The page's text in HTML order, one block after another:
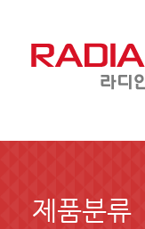
제품분류